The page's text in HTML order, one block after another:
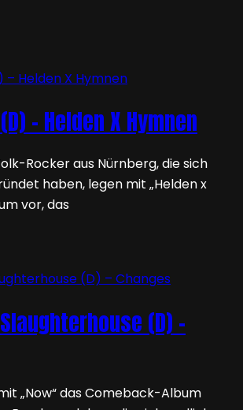
– Helden X Hymnen
Rocker aus Nürnberg, die sich
haben, legen mit „Helden x
vor, das
(D) –
„Now“ das Comeback-Album